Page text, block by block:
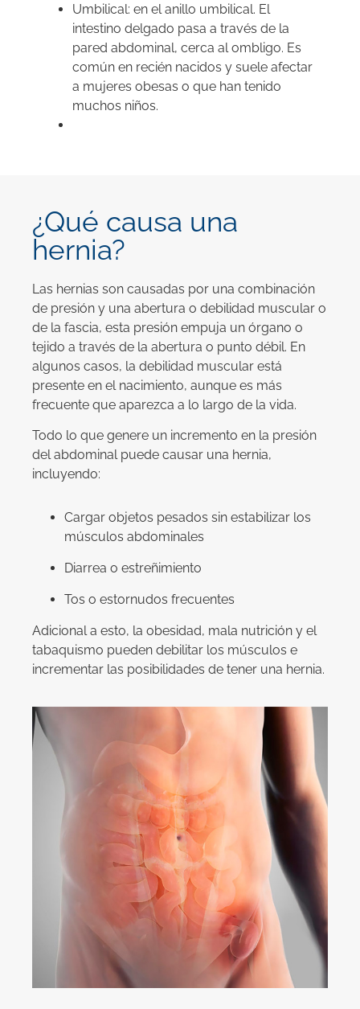
Umbilical: en el anillo umbilical. El
intestino delgado pasa a través de la
pared abdominal, cerca al ombligo. Es
común en recién nacidos y suele afectar
a mujeres obesas o que han tenido
muchos niños.
¿Qué causa una
hernia?
Las hernias son causadas por una combinación
de presión y una abertura o debilidad muscular o
de la fascia, esta presión empuja un órgano o
tejido a través de la abertura o punto débil. En
algunos casos, la debilidad muscular está
presente en el nacimiento, aunque es más
frecuente que aparezca a lo largo de la vida.
Todo lo que genere un incremento en la presión
del abdominal puede causar una hernia,
incluyendo:
Cargar objetos pesados sin estabilizar los
músculos abdominales
Diarrea o estreñimiento
Tos o estornudos frecuentes
Adicional a esto, la obesidad, mala nutrición y el
tabaquismo pueden debilitar los músculos e
incrementar las posibilidades de tener una hernia.